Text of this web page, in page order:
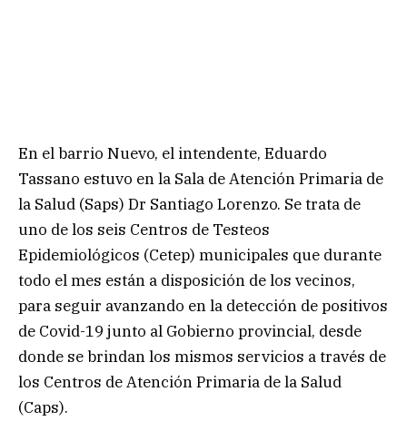
En el barrio Nuevo, el intendente, Eduardo
Tassano estuvo en la Sala de Atención Primaria de
la Salud (Saps) Dr Santiago Lorenzo. Se trata de
uno de los seis Centros de Testeos
Epidemiológicos (Cetep) municipales que durante
todo el mes están a disposición de los vecinos,
para seguir avanzando en la detección de positivos
de Covid-19 junto al Gobierno provincial, desde
donde se brindan los mismos servicios a través de
los Centros de Atención Primaria de la Salud
(Caps).